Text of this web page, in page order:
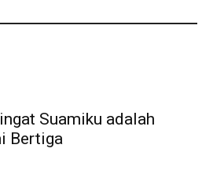
Suamiku adalah
Bertiga